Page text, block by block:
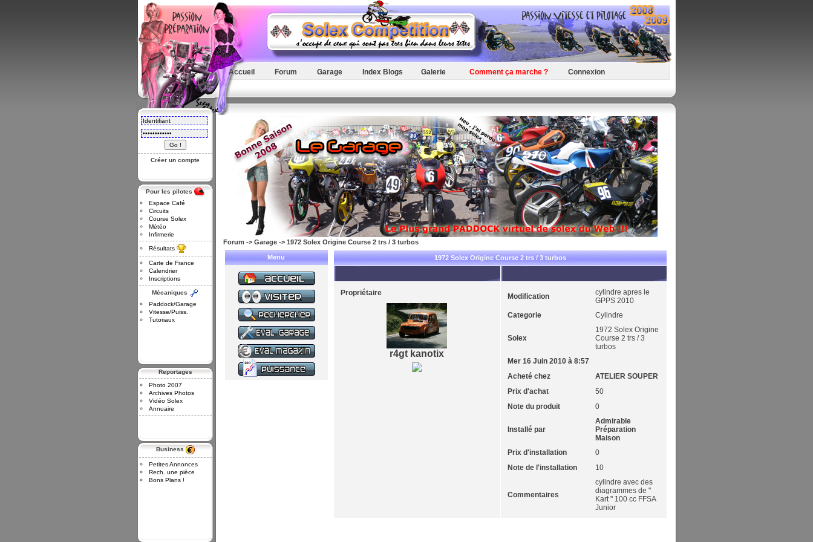
Créer un compte
Pour les pilotes
Espace Café
Circuits
Course Solex
Météo
Infirmerie
Résultats
Carte de France
Calendrier
Inscriptions
Mécaniques
Paddock/Garage
Vitesse/Puiss.
Tutoriaux
Reportages
Photo 2007
Archives Photos
Vidéo Solex
Annuaire
Business
Petites Annonces
Rech. une pièce
Bons Plans !
Accueil Forum Garage Index Blogs Galerie Comment ça marche ? Connexion
Forum -> Garage-> 1972 Solex Origine Course 2 trs / 3 turbos
Menu 1972 Solex Origine Course 2 trs / 3 turbos
Propriétaire
r4gt kanotix
Modification
cylindre apres le
GPPS 2010
Categorie
Cylindre
Solex
1972 Solex Origine
Course 2 trs / 3
turbos
Mer 16 Juin 2010 à 8:57
Acheté chez
ATELIER SOUPER
Prix d'achat
50
Note du produit
0
Installé par
Admirable
Préparation
Maison
Prix d'installation
0
Note de l'installation
10
Commentaires
cylindre avec des
diagrammes de "
Kart " 100 cc FFSA
Junior